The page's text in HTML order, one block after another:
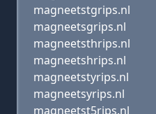
magneetstgrips.nl
magneetsgrips.nl
magneetsthrips.nl
magneetshrips.nl
magneetstyrips.nl
magneetsyrips.nl
magneetst5rips.nl